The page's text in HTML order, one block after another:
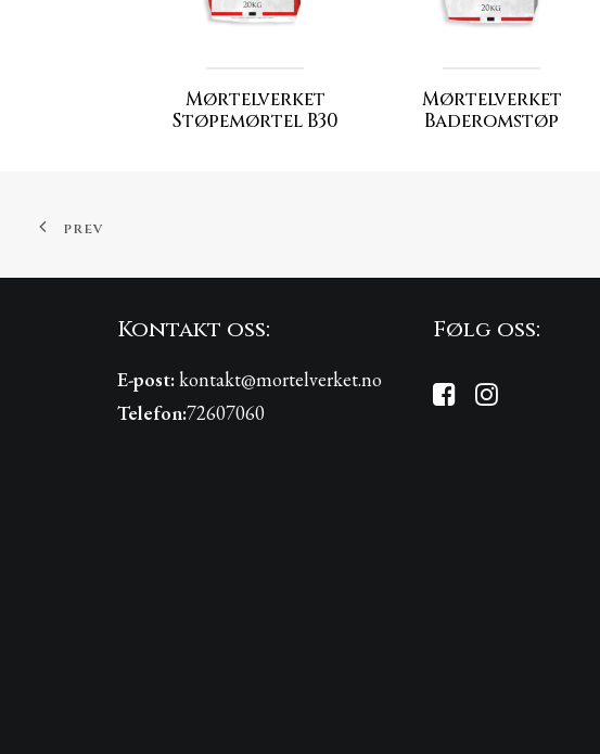
Mørtelverket
Støpemørtel B30
Mørtelverket
Baderomstøp
PREV
Kontakt oss:
E-post:kontakt@mortelverket.no
Telefon:72607060
Følg oss: